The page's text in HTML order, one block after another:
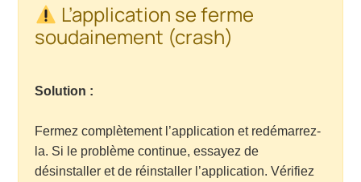
L’application se ferme
soudainement (crash)
Solution :
Fermez complètement l’application et redémarrez-
la. Si le problème continue, essayez de
désinstaller et de réinstaller l’application. Vérifiez